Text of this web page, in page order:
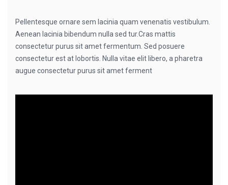
Pellentesque ornare sem lacinia quam venenatis vestibulum.
Aenean lacinia bibendum nulla sed tur.Cras mattis
consectetur purus sit amet fermentum. Sed posuere
consectetur est at lobortis. Nulla vitae elit libero, a pharetra
augue consectetur purus sit amet ferment